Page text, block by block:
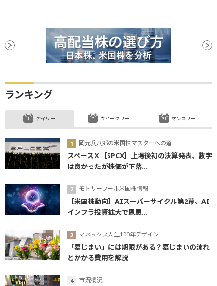
ランキング
デイリー
岡元兵八郎の米国株マスターへの道
スペースＸ［SPCX］上場後初の決算発表、数字
は良かったが株価が下落...
モトリーフール米国株情報
【米国株動向】AIスーパーサイクル第2幕、AI
インフラ投資拡大で恩恵...
マネックス人生100年デザイン
「墓じまい」には期限がある？墓じまいの流れ
とかかる費用を解説
市況概況
ウイークリー マンスリー